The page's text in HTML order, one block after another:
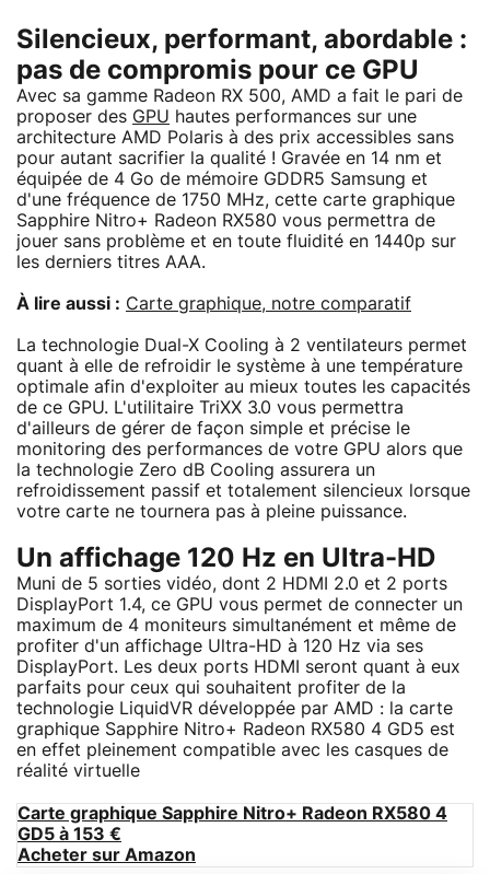
Silencieux, performant, abordable :
pas de compromis pour ce GPU
Avec sa gamme Radeon RX 500, AMD a fait le pari de
proposer des GPU hautes performances sur une
architecture AMD Polaris à des prix accessibles sans
pour autant sacrifier la qualité ! Gravée en 14 nm et
équipée de 4 Go de mémoire GDDR5 Samsung et
d'une fréquence de 1750 MHz, cette carte graphique
Sapphire Nitro+ Radeon RX580 vous permettra de
jouer sans problème et en toute fluidité en 1440p sur
les derniers titres AAA.
À lire aussi : Carte graphique, notre comparatif
La technologie Dual-X Cooling à 2 ventilateurs permet
quant à elle de refroidir le système à une température
optimale afin d'exploiter au mieux toutes les capacités
de ce GPU. L'utilitaire TriXX 3.0 vous permettra
d'ailleurs de gérer de façon simple et précise le
monitoring des performances de votre GPU alors que
la technologie Zero dB Cooling assurera un
refroidissement passif et totalement silencieux lorsque
votre carte ne tournera pas à pleine puissance.
Un affichage 120 Hz en Ultra-HD
Muni de 5 sorties vidéo, dont 2 HDMI 2.0 et 2 ports
DisplayPort 1.4, ce GPU vous permet de connecter un
maximum de 4 moniteurs simultanément et même de
profiter d'un affichage Ultra-HD à 120 Hz via ses
DisplayPort. Les deux ports HDMI seront quant à eux
parfaits pour ceux qui souhaitent profiter de la
technologie LiquidVR développée par AMD : la carte
graphique Sapphire Nitro+ Radeon RX580 4 GD5 est
en effet pleinement compatible avec les casques de
réalité virtuelle
Carte graphique Sapphire Nitro+ Radeon RX580 4
GD5 à 153 €
Acheter sur Amazon